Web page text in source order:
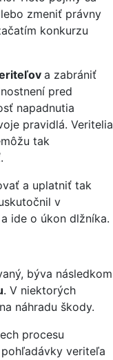
zmeniť právny
konkurzu
a zabrániť
pred
napadnutia
pravidlá. Veritelia
tak
a uplatniť tak
v
ide o úkon dlžníka.
býva následkom
. V niektorých
náhradu škody.
procesu
veriteľa